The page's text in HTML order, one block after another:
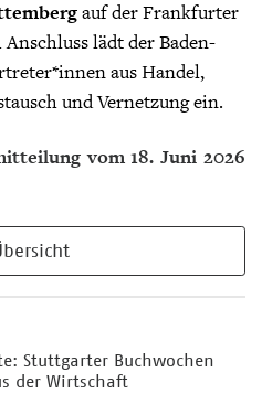
auf der Frankfurter
lädt der Baden-
aus Handel,
und Vernetzung ein.
vom 18. Juni 2026
Stuttgarter Buchwochen
der Wirtschaft